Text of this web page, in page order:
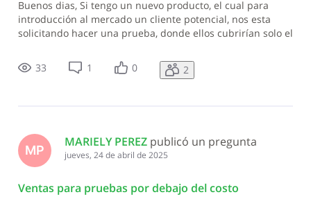
Buenos dias, Si tengo un nuevo producto, el cual para
introducción al mercado un cliente potencial, nos esta
solicitando hacer una prueba, donde ellos cubrirían solo el
debajo del costo, cabe mencionar que nuestros productos
son exento de Itbis, y
33 1 0 2
MP
MARIELY PEREZ publicó un pregunta
jueves, 24 de abril de 2025
Ventas para pruebas por debajo del costo